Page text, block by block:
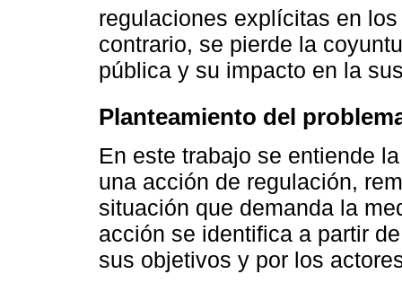
regulaciones explícitas en
contrario, se pierde la
pública y su impacto en la
Planteamiento del
En este trabajo se entiende
una acción de regulación,
situación que demanda la
acción se identifica a partir
sus objetivos y por los